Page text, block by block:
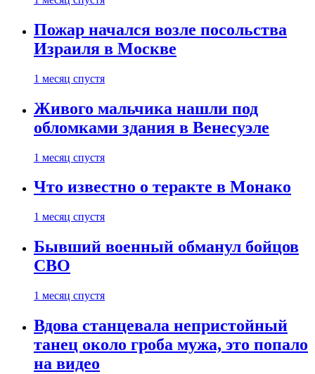
Пожар начался возле посольства
Израиля в Москве
1 месяц спустя
Живого мальчика нашли под
обломками здания в Венесуэле
1 месяц спустя
Что известно о теракте в Монако
1 месяц спустя
Бывший военный обманул бойцов
СВО
1 месяц спустя
Вдова станцевала непристойный
танец около гроба мужа, это попало
на видео